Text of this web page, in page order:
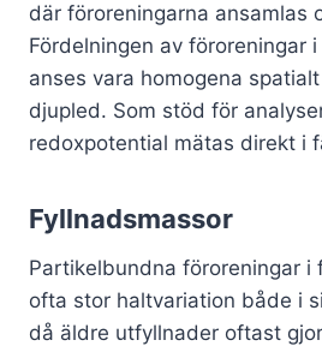
där föroreningarna ansamlas
Fördelningen av föroreningar
anses vara homogena
djupled. Som stöd för
redoxpotential mätas direkt i
Fyllnadsmassor
Partikelbundna föroreningar i
ofta stor haltvariation både i
då äldre utfyllnader oftast